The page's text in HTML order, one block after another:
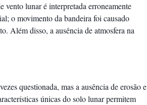
vento lunar é interpretada erroneamente
o movimento da bandeira foi causado
Além disso, a ausência de atmosfera na
questionada, mas a ausência de erosão e
únicas do solo lunar permitem